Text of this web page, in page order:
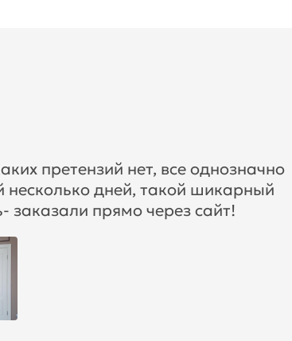
претензий нет, все однозначно
дней, такой шикарный
заказали прямо через сайт!